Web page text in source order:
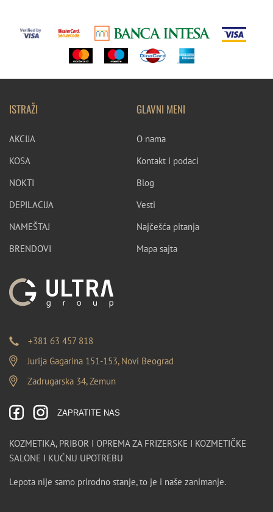
ISTRAŽI
AKCIJA
KOSA
NOKTI
DEPILACIJA
NAMEŠTAJ
BRENDOVI
GLAVNI MENI
O nama
Kontakt i podaci
Blog
Vesti
Najčešća pitanja
Mapa sajta
+381 63 457 818
Jurija Gagarina 151-153, Novi Beograd
Zadrugarska 34, Zemun
ZAPRATITE NAS
KOZMETIKA, PRIBOR I OPREMA ZA FRIZERSKE I KOZMETIČKE
SALONE I KUĆNU UPOTREBU
Lepota nije samo prirodno stanje, to je i naše zanimanje.